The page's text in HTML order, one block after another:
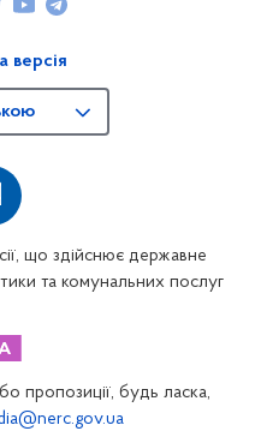
що здійснює державне
та комунальних послуг
версія
пропозиції, будь ласка,